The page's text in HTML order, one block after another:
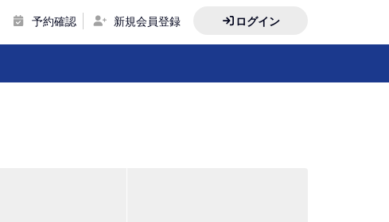
予約確認 新規会員登録 ログイン